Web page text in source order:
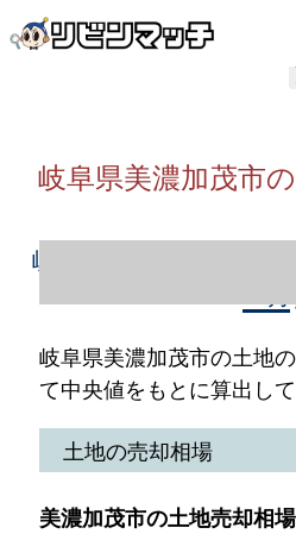
岐阜県美濃加茂市
岐阜県美濃加茂市の土地
岐阜県美濃加茂市の土地
て中央値をもとに算出して
土地の売却相場
美濃加茂市の土地売却相場